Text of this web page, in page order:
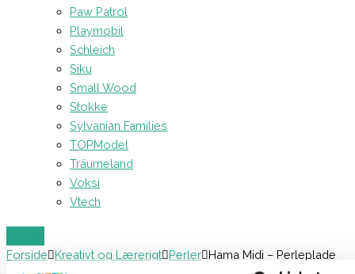
Paw Patrol
Playmobil
Schleich
Siku
Small Wood
Stokke
Sylvanian Families
TOPModel
Träumeland
Voksi
Vtech
Forside Kreativt og Lærerigt Perler Hama Midi – Perleplade